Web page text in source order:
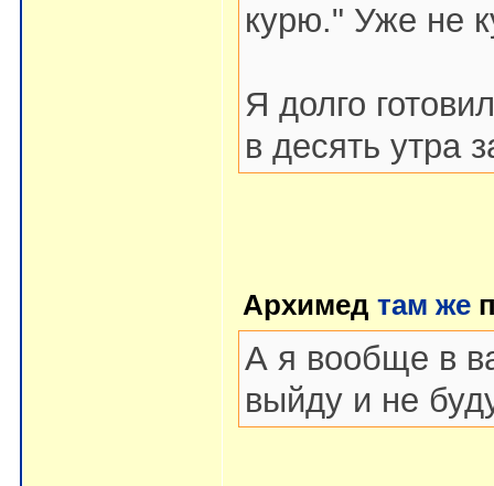
курю." Уже не
Я долго
в десять утра
Архимед там же
А я вообще в
выйду и не